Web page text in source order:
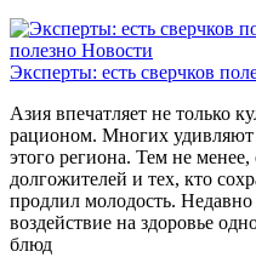
полезно Новости
Эксперты: есть сверчков
Азия впечатляет не только
рационом. Многих
этого региона. Тем не менее,
долгожителей и тех, кто
продлил молодость.
воздействие на здоровье
блюд